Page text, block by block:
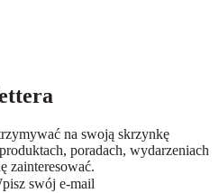
na swoją skrzynkę
poradach, wydarzeniach
zainteresować.
swój e-mail